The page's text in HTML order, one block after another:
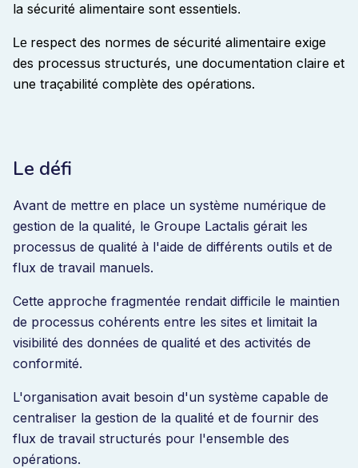
la sécurité alimentaire sont essentiels.
Le respect des normes de sécurité alimentaire exige
des processus structurés, une documentation claire et
une traçabilité complète des opérations.
Le défi
Avant de mettre en place un système numérique de
gestion de la qualité, le Groupe Lactalis gérait les
processus de qualité à l'aide de différents outils et de
flux de travail manuels.
Cette approche fragmentée rendait difficile le maintien
de processus cohérents entre les sites et limitait la
visibilité des données de qualité et des activités de
conformité.
L'organisation avait besoin d'un système capable de
centraliser la gestion de la qualité et de fournir des
flux de travail structurés pour l'ensemble des
opérations.